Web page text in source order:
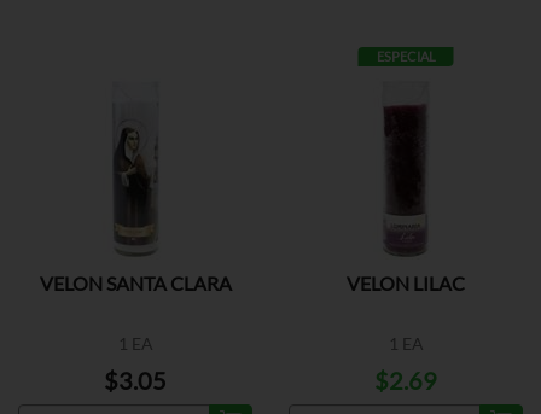
VELON SANTA CLARA
1 EA
$3.05
ESPECIAL
VELON LILAC
1 EA
$2.69